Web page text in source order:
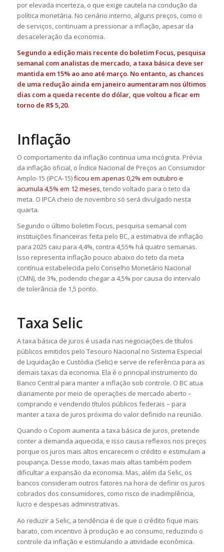
por elevada incerteza, o que exige cautela na condução da
política monetária. No cenário interno, alguns preços, como o
de serviços, continuam a pressionar a inflação, apesar da
desaceleração da economia.
Segundo a edição mais recente do boletim Focus, pesquisa
semanal com analistas de mercado, a taxa básica deve ser
mantida em 15% ao ano até março. No entanto, as chances
de uma redução ainda em janeiro aumentaram nos últimos
dias com a queda recente do dólar, que voltou a ficar em
torno de R$ 5,20.
Inflação
O comportamento da inflação continua uma incógnita. Prévia
da inflação oficial, o Índice Nacional de Preços ao Consumidor
Amplo-15 (IPCA-15)ficou em apenas 0,2% em outubro e
acumula 4,5% em 12 meses, tendo voltado para o teto da
meta. O IPCA cheio de novembro só será divulgado nesta
quarta.
Segundo o último boletim Focus, pesquisa semanal com
instituições financeiras feita pelo BC, a estimativa de inflação
para 2025 caiu para 4,4%, contra 4,55% há quatro semanas.
Isso representa inflação pouco abaixo do teto da meta
contínua estabelecida pelo Conselho Monetário Nacional
(CMN), de 3%, podendo chegar a 4,5% por causa do intervalo
de tolerância de 1,5 ponto.
Taxa Selic
A taxa básica de juros é usada nas negociações de títulos
públicos emitidos pelo Tesouro Nacional no Sistema Especial
de Liquidação e Custódia (Selic) e serve de referência para as
demais taxas da economia. Ela é o principal instrumento do
Banco Central para manter a inflação sob controle. O BC atua
diariamente por meio de operações de mercado aberto –
comprando e vendendo títulos públicos federais – para
manter a taxa de juros próxima do valor definido na reunião.
Quando o Copom aumenta a taxa básica de juros, pretende
conter a demanda aquecida, e isso causa reflexos nos preços
porque os juros mais altos encarecem o crédito e estimulam a
poupança. Desse modo, taxas mais altas também podem
dificultar a expansão da economia. Mas, além da Selic, os
bancos consideram outros fatores na hora de definir os juros
cobrados dos consumidores, como risco de inadimplência,
lucro e despesas administrativas.
Ao reduzir a Selic, a tendência é de que o crédito fique mais
barato, com incentivo à produção e ao consumo, reduzindo o
controle da inflação e estimulando a atividade econômica.